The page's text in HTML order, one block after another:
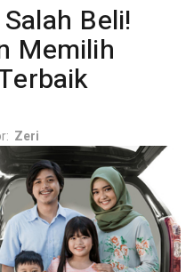
Beli!
Memilih
Zeri